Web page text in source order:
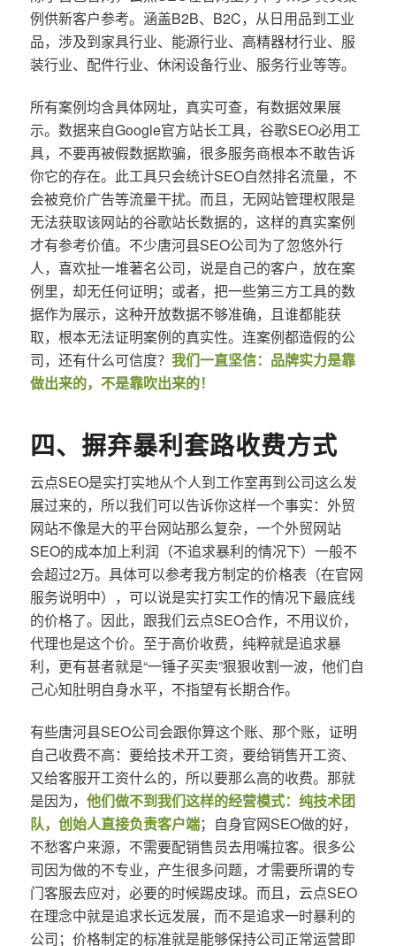
例供新客户参考。涵盖B2B、B2C，从日用品到工业
品，涉及到家具行业、能源行业、高精器材行业、服
装行业、配件行业、休闲设备行业、服务行业等等。
所有案例均含具体网址，真实可查，有数据效果展
示。数据来自Google官方站长工具，谷歌SEO必用工
具，不要再被假数据欺骗，很多服务商根本不敢告诉
你它的存在。此工具只会统计SEO自然排名流量，不
会被竞价广告等流量干扰。而且，无网站管理权限是
无法获取该网站的谷歌站长数据的，这样的真实案例
才有参考价值。不少唐河县SEO公司为了忽悠外行
人，喜欢扯一堆著名公司，说是自己的客户，放在案
例里，却无任何证明；或者，把一些第三方工具的数
据作为展示，这种开放数据不够准确，且谁都能获
取，根本无法证明案例的真实性。连案例都造假的公
司，还有什么可信度？ 我们一直坚信：品牌实力是靠
做出来的，不是靠吹出来的！
四、摒弃暴利套路收费方式
云点SEO是实打实地从个人到工作室再到公司这么发
展过来的，所以我们可以告诉你这样一个事实：外贸
网站不像是大的平台网站那么复杂，一个外贸网站
SEO的成本加上利润（不追求暴利的情况下）一般不
会超过2万。具体可以参考我方制定的价格表（在官网
服务说明中），可以说是实打实工作的情况下最底线
的价格了。因此，跟我们云点SEO合作，不用议价，
代理也是这个价。至于高价收费，纯粹就是追求暴
利，更有甚者就是“一锤子买卖”狠狠收割一波，他们自
己心知肚明自身水平，不指望有长期合作。
有些唐河县SEO公司会跟你算这个账、那个账，证明
自己收费不高：要给技术开工资，要给销售开工资、
又给客服开工资什么的，所以要那么高的收费。那就
是因为， 他们做不到我们这样的经营模式：纯技术团
队，创始人直接负责客户端；自身官网SEO做的好，
不愁客户来源，不需要配销售员去用嘴拉客。很多公
司因为做的不专业，产生很多问题，才需要所谓的专
门客服去应对，必要的时候踢皮球。而且，云点SEO
在理念中就是追求长远发展，而不是追求一时暴利的
公司；价格制定的标准就是能够保持公司正常运营即